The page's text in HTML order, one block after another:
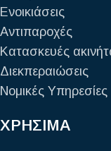
Ενοικιάσεις
Αντιπαροχές
Κατασκευές
Διεκπεραιώσεις
Νομικές Υπηρεσίες
ΧΡΗΣΙΜΑ